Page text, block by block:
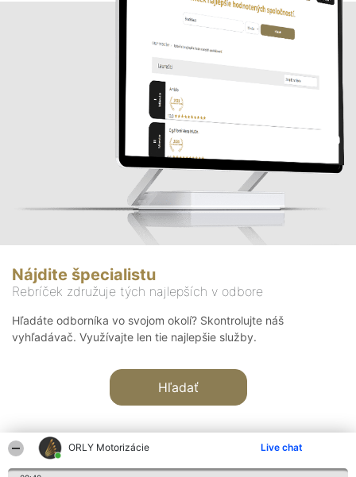
ORLY Motorizácie Live chat
Nájdite špecialistu
Rebríček združuje tých najlepších v odbore
Hľadáte odborníka vo svojom okolí? Skontrolujte náš
vyhľadávač. Využívajte len tie najlepšie služby.
Hľadať